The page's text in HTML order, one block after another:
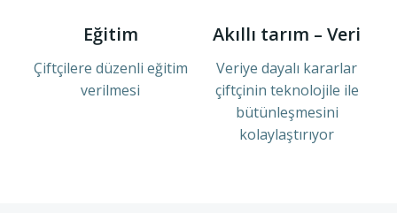
Eğitim
Çiftçilere düzenli eğitim
verilmesi
Akıllı tarım – Veri
Veriye dayalı kararlar
çiftçinin teknolojile ile
bütünleşmesini
kolaylaştırıyor